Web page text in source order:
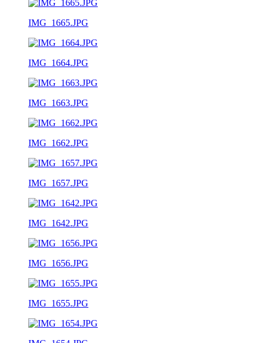
IMG_1665.JPG
IMG_1664.JPG
IMG_1663.JPG
IMG_1662.JPG
IMG_1657.JPG
IMG_1642.JPG
IMG_1656.JPG
IMG_1655.JPG